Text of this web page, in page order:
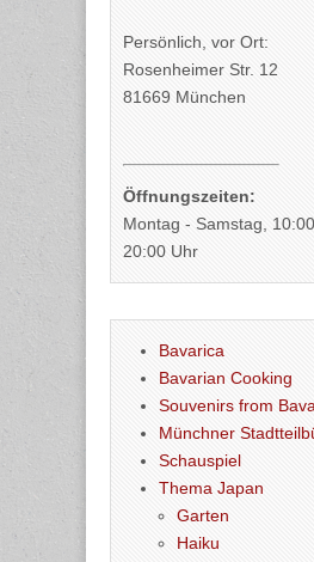
Persönlich, vor Ort:
Rosenheimer Str. 12
81669 München
Öffnungszeiten:
Montag - Samstag,
20:00 Uhr
Bavarica
Bavarian Cooking
Souvenirs from
Münchner
Schauspiel
Thema Japan
Garten
Haiku